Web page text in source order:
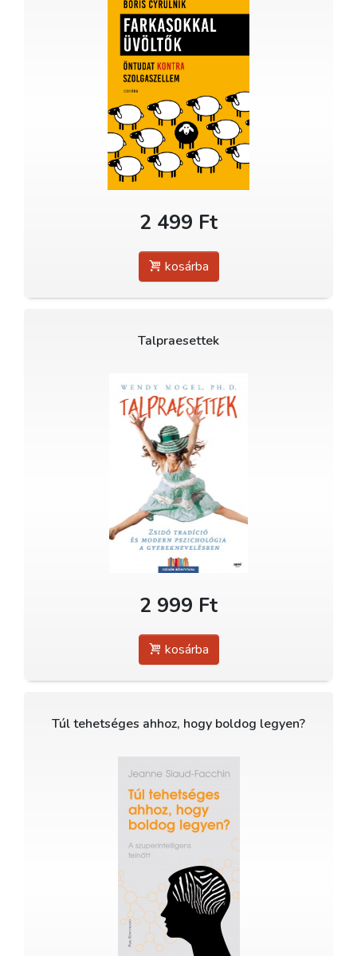
2 499 Ft
kosárba
Talpraesettek
2 999 Ft
kosárba
Túl tehetséges ahhoz, hogy boldog legyen?